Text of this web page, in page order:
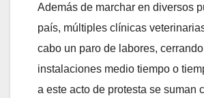
Además de marchar en diversos
país, múltiples clínicas
cabo un paro de labores,
instalaciones medio tiempo o
a este acto de protesta se suman